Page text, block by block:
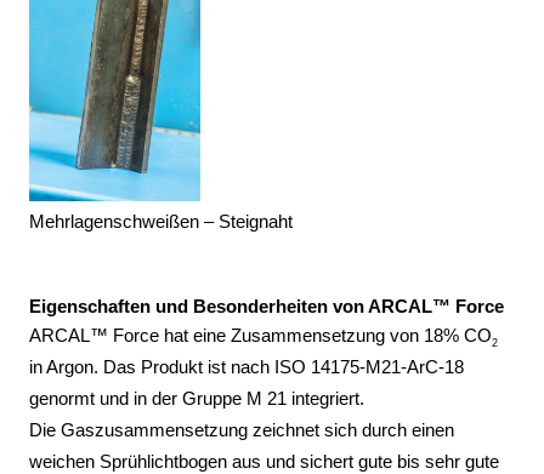
Mehrlagenschweißen – Steignaht
Eigenschaften und Besonderheiten von ARCAL™ Force
ARCAL™ Force hat eine Zusammensetzung von 18% CO2
in Argon. Das Produkt ist nach ISO 14175-M21-ArC-18
genormt und in der Gruppe M 21 integriert.
Die Gaszusammensetzung zeichnet sich durch einen
weichen Sprühlichtbogen aus und sichert gute bis sehr gute